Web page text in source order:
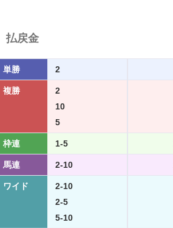
払戻金
単勝 2
複勝 2
10
5
枠連 1-5
馬連 2-10
ワイド 2-10
2-5
5-10